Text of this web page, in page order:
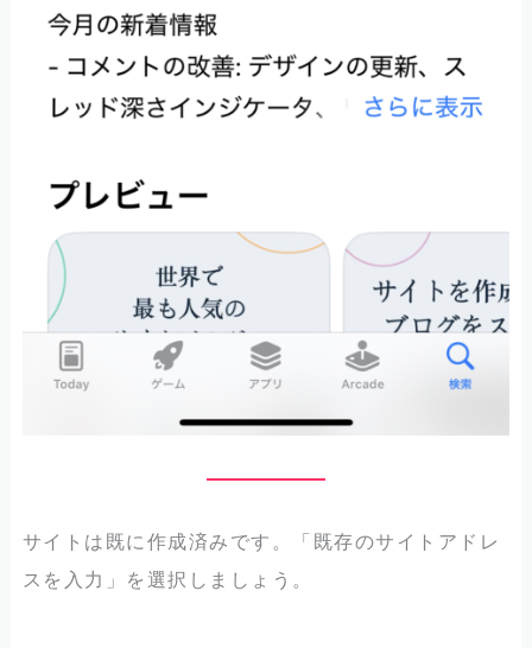
サイトは既に作成済みです。「既存のサイトアドレ
スを入力」を選択しましょう。